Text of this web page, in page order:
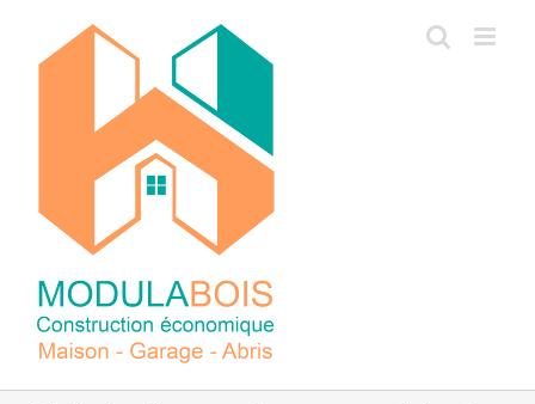
contenu